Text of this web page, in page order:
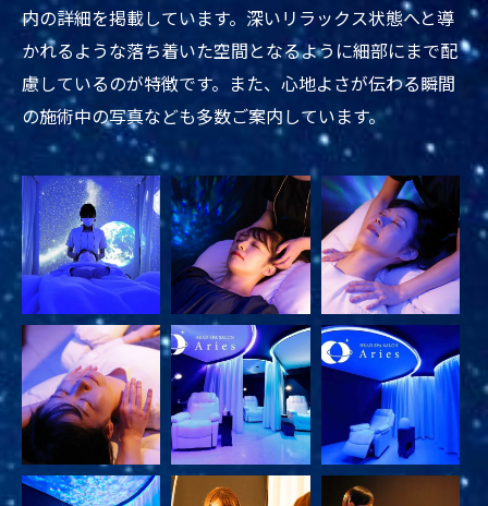
内の詳細を掲載しています。深いリラックス状態へと導
かれるような落ち着いた空間となるように細部にまで配
慮しているのが特徴です。また、心地よさが伝わる瞬間
の施術中の写真なども多数ご案内しています。